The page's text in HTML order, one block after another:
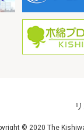
© 2020 The